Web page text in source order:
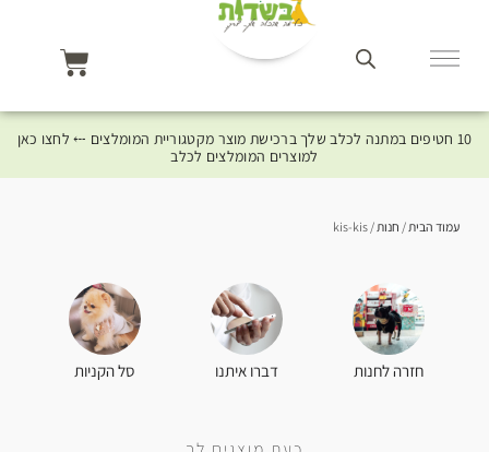
10 חטיפים במתנה לכלב שלך ברכישת מוצר מקטגוריית המומלצים ⤎ לחצו כאן
למוצרים המומלצים לכלב
עמוד הבית/ חנות/ kis-kis
חזרה לחנות דברו איתנו סל הקניות